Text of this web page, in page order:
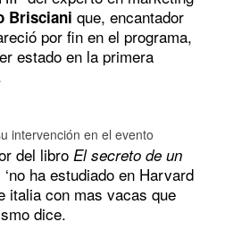
Brisciani que, encantador
por fin en el programa,
estado en la primera
intervención en el evento
del libro El secreto de un
‘no ha estudiado en Harvard
italia con mas vacas que
dice.